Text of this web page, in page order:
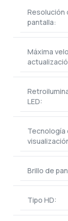
Resolución
pantalla:
Máxima
LED:
Tecnología
Brillo de
Tipo HD: